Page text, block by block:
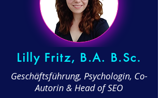
Lilly Fritz, B.A. B.Sc.
Geschäftsführung, Psychologin, Co-
Autorin & Head of SEO